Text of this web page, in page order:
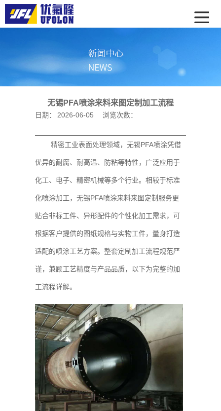
无锡PFA喷涂来料来图定制加工流程
日期： 2026-06-05 浏览次数：
精密工业表面处理领域，无锡PFA喷涂凭借
优异的耐腐、耐高温、防粘等特性，广泛应用于
化工、电子、精密机械等多个行业。相较于标准
化喷涂加工，无锡PFA喷涂来料来图定制服务更
贴合非标工件、异形配件的个性化加工需求，可
根据客户提供的图纸规格与实物工件，量身打造
适配的喷涂工艺方案。整套定制加工流程规范严
谨，兼顾工艺精度与产品品质，以下为完整的加
工流程详解。